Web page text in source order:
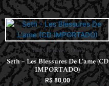
CDS INTERNACIONAIS
Seth – Les Blessures De L’ame (CD
IMPORTADO)
R$80,00